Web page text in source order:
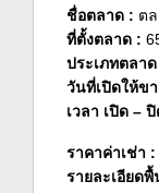
ชื่อตลาด : ต
ที่ตั้งตลาด :
ประเภทตลา
วันที่เปิดให้ข
เวลา เปิด –
ราคาค่าเช่า :
รายละเอียด